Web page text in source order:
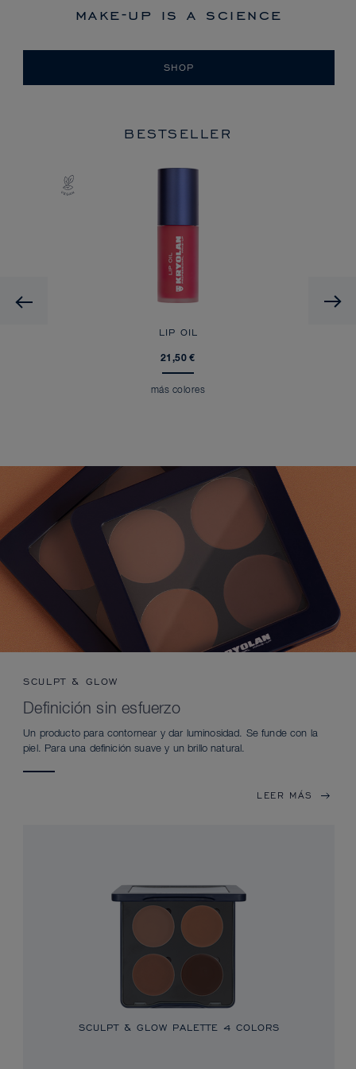
make-up is a science
SHOP
BESTSELLER
Previous
LIP OIL
21,50 €
más colores
SCULPT & GLOW
Definición sin esfuerzo
Un producto para contornear y dar luminosidad. Se funde con la
piel. Para una definición suave y un brillo natural.
LEER MÁS
SCULPT & GLOW PALETTE 4 COLORS